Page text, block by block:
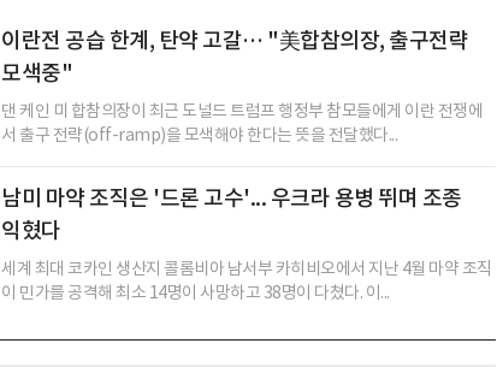
이란전 공습 한계, 탄약 고갈… "美합참의장, 출구전략
모색중"
댄 케인 미 합참의장이 최근 도널드 트럼프 행정부 참모들에게 이란 전쟁에
서 출구 전략(off-ramp)을 모색해야 한다는 뜻을 전달했다...
남미 마약 조직은 '드론 고수'... 우크라 용병 뛰며 조종
익혔다
세계 최대 코카인 생산지 콜롬비아 남서부 카히비오에서 지난 4월 마약 조직
이 민가를 공격해 최소 14명이 사망하고 38명이 다쳤다. 이...